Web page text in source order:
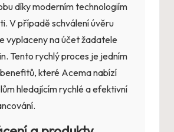
díky moderním technologiím
V případě schválení úvěru
vyplaceny na účet žadatele
Tento rychlý proces je jedním
které Acema nabízí
hledajícím rychlé a efektivní